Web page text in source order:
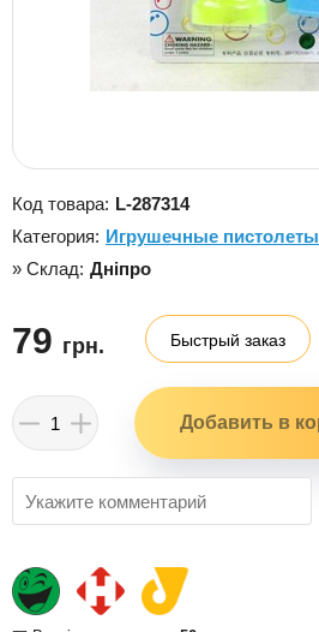
Код товара: L-287314
Категория: Игрушечные пистолеты
» Склад: Дніпро
79 грн. Быстрый заказ